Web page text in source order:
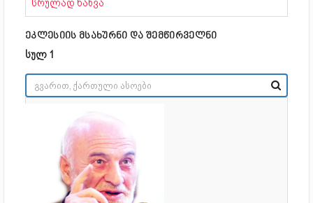
ეკლესიის მსახურნი და შემწირველნი
სულ 1